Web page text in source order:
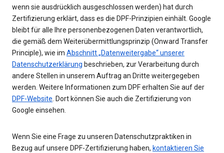
wenn sie ausdrücklich ausgeschlossen werden) hat durch
Zertifizierung erklärt, dass es die DPF-Prinzipien einhält. Google
bleibt für alle Ihre personenbezogenen Daten verantwortlich,
die gemäß dem Weiterübermittlungsprinzip (Onward Transfer
Principle), wie im Abschnitt „Datenweitergabe“ unserer
Datenschutzerklärung beschrieben, zur Verarbeitung durch
andere Stellen in unserem Auftrag an Dritte weitergegeben
werden. Weitere Informationen zum DPF erhalten Sie auf der
DPF-Website. Dort können Sie auch die Zertifizierung von
Google einsehen.
Wenn Sie eine Frage zu unseren Datenschutzpraktiken in
Bezug auf unsere DPF-Zertifizierung haben, kontaktieren Sie